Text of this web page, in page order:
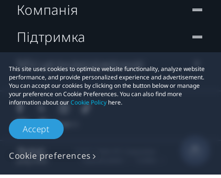
This site uses cookies to optimize website functionality, analyze website
performance, and provide personalized experience and advertisement.
You can accept our cookies by clicking on the button below or manage
your preference on Cookie Preferences. You can also find more
information about ourCookie Policy here.
Accept
Cookie preferences
Компанія
Підтримка
Місцезнаходження:
© 2011-2026 HTC Corporation
Правові умови